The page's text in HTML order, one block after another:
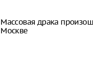
Массовая драка
Москве